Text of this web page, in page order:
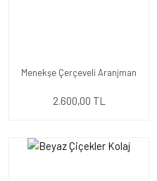
Menekşe Çerçeveli Aranjman
2.600,00 TL